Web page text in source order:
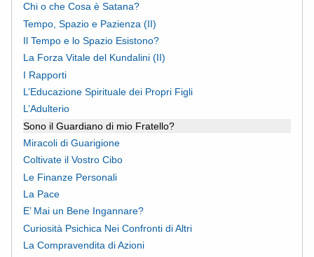
Chi o che Cosa è Satana?
Tempo, Spazio e Pazienza (II)
Il Tempo e lo Spazio Esistono?
La Forza Vitale del Kundalini (II)
I Rapporti
L’Educazione Spirituale dei Propri Figli
L’Adulterio
Sono il Guardiano di mio Fratello?
Miracoli di Guarigione
Coltivate il Vostro Cibo
Le Finanze Personali
La Pace
E’ Mai un Bene Ingannare?
Curiosità Psichica Nei Confronti di Altri
La Compravendita di Azioni